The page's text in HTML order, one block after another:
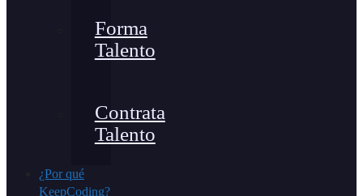
Forma
Talento
Contrata
Talento
¿Por qué
KeepCoding?